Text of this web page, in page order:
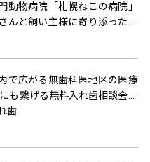
動物病院「札幌ねこの病院」
んと飼い主様に寄り添ったサ
で広がる無歯科医地区の医療
も繋げる無料入れ歯相談会、
開催
歯